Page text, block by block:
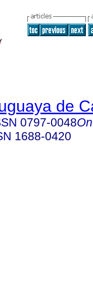
de
0797-0048
1688-0420